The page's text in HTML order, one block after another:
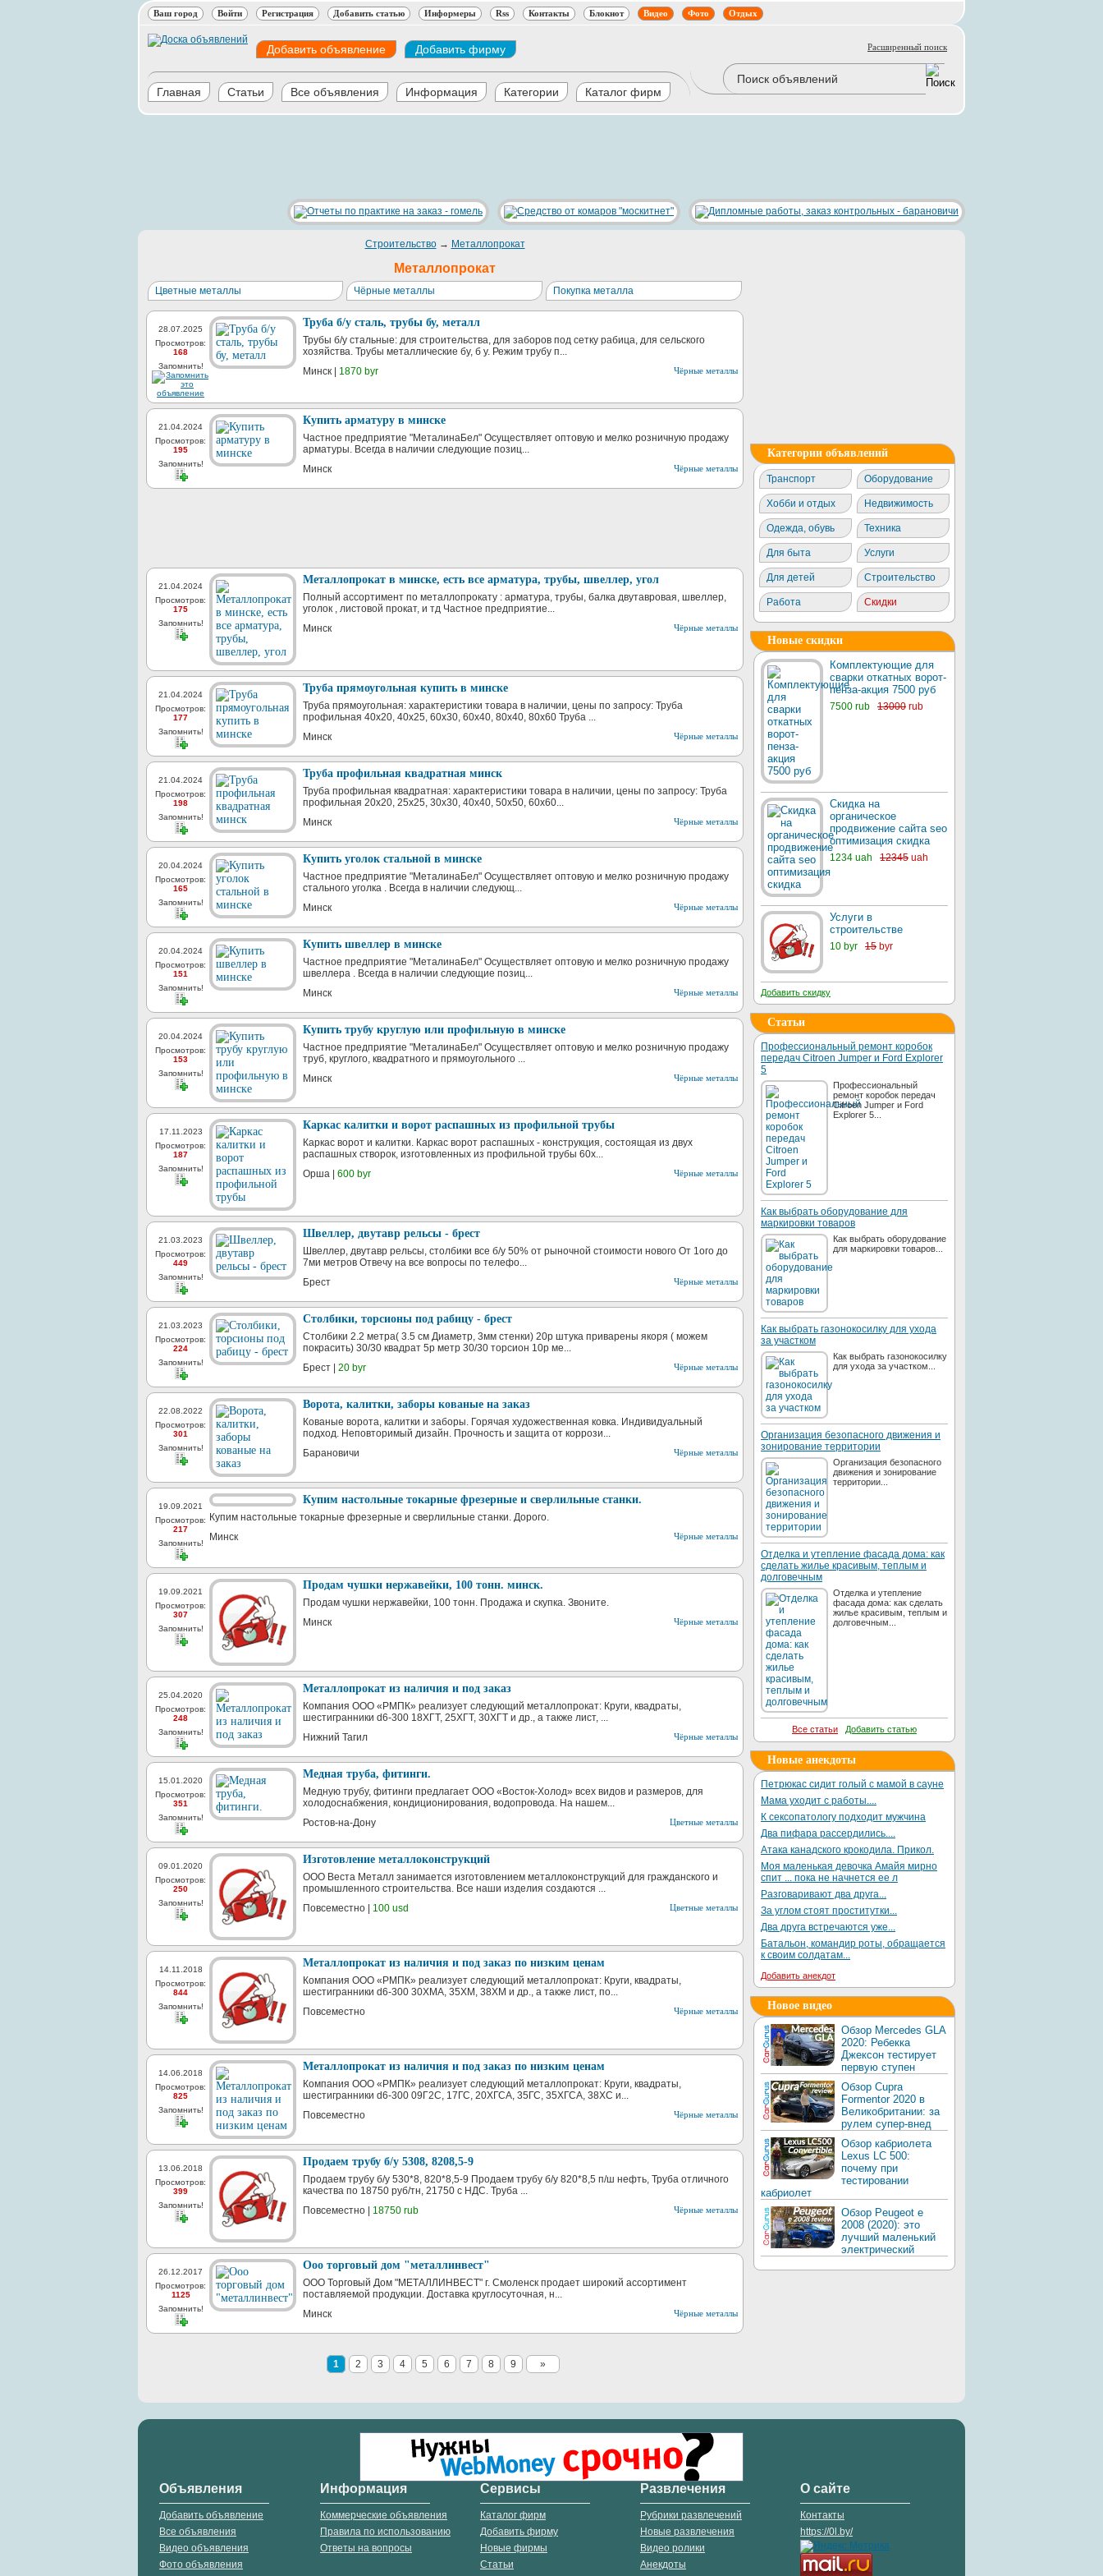
Ваш город Войти Регистрация Добавить статью Информеры Rss Контакты Блокнот Видео Фото Отдых
Добавить объявление Добавить фирму Расширенный поиск
Главная Статьи Все объявления Информация Категории Каталог фирм
Строительство→ Металлопрокат
Металлопрокат
Цветные металлы Чёрные металлы Покупка металла
28.07.2025
Просмотров:
168
Запомнить!
Труба б/у сталь, трубы бу, металл
Трубы б/у стальные: для строительства, для заборов под сетку рабица, для сельского
хозяйства. Трубы металлические бу, б у. Режим трубу п...
Минск | 1870 byr Чёрные металлы
21.04.2024
Просмотров:
195
Запомнить!
Купить арматуру в минске
Частное предприятие "МеталинаБел" Осуществляет оптовую и мелко розничную продажу
арматуры. Всегда в наличии следующие позиц...
Минск
Чёрные металлы
21.04.2024
Просмотров:
175
Запомнить!
Металлопрокат в минске, есть все арматура, трубы, швеллер, угол
Полный ассортимент по металлопрокату : арматура, трубы, балка двутавровая, швеллер,
уголок , листовой прокат, и тд Частное предприятие...
Минск
Чёрные металлы
21.04.2024
Просмотров:
177
Запомнить!
Труба прямоугольная купить в минске
Труба прямоугольная: характеристики товара в наличии, цены по запросу: Труба
профильная 40х20, 40х25, 60х30, 60х40, 80х40, 80х60 Труба ...
Минск
Чёрные металлы
21.04.2024
Просмотров:
198
Запомнить!
Труба профильная квадратная минск
Труба профильная квадратная: характеристики товара в наличии, цены по запросу: Труба
профильная 20х20, 25х25, 30х30, 40х40, 50х50, 60х60...
Минск
Чёрные металлы
20.04.2024
Просмотров:
165
Запомнить!
Купить уголок стальной в минске
Частное предприятие "МеталинаБел" Осуществляет оптовую и мелко розничную продажу
стального уголка . Всегда в наличии следующ...
Минск
Чёрные металлы
20.04.2024
Просмотров:
151
Запомнить!
Купить швеллер в минске
Частное предприятие "МеталинаБел" Осуществляет оптовую и мелко розничную продажу
швеллера . Всегда в наличии следующие позиц...
Минск
Чёрные металлы
20.04.2024
Просмотров:
153
Запомнить!
Купить трубу круглую или профильную в минске
Частное предприятие "МеталинаБел" Осуществляет оптовую и мелко розничную продажу
труб, круглого, квадратного и прямоугольного ...
Минск
Чёрные металлы
17.11.2023
Просмотров:
187
Запомнить!
Каркас калитки и ворот распашных из профильной трубы
Каркас ворот и калитки. Каркас ворот распашных - конструкция, состоящая из двух
распашных створок, изготовленных из профильной трубы 60х...
Орша | 600 byr Чёрные металлы
21.03.2023
Просмотров:
449
Запомнить!
Швеллер, двутавр рельсы - брест
Швеллер, двутавр рельсы, столбики все б/у 50% от рыночной стоимости нового От 1ого до
7ми метров Отвечу на все вопросы по телефо...
Брест
Чёрные металлы
21.03.2023
Просмотров:
224
Запомнить!
Столбики, торсионы под рабицу - брест
Столбики 2.2 метра( 3.5 см Диаметр, 3мм стенки) 20р штука приварены якоря ( можем
покрасить) 30/30 квадрат 5р метр 30/30 торсион 10р ме...
Брест | 20 byr Чёрные металлы
22.08.2022
Просмотров:
301
Запомнить!
Ворота, калитки, заборы кованые на заказ
Кованые ворота, калитки и заборы. Горячая художественная ковка. Индивидуальный
подход. Неповторимый дизайн. Прочность и защита от коррози...
Барановичи
Чёрные металлы
19.09.2021
Просмотров:
217
Запомнить!
Купим настольные токарные фрезерные и сверлильные станки.
Купим настольные токарные фрезерные и сверлильные станки. Дорого.
Минск
Чёрные металлы
19.09.2021
Просмотров:
307
Запомнить!
Продам чушки нержавейки, 100 тонн. минск.
Продам чушки нержавейки, 100 тонн. Продажа и скупка. Звоните.
Минск
Чёрные металлы
25.04.2020
Просмотров:
248
Запомнить!
Металлопрокат из наличия и под заказ
Компания ООО «РМПК» реализует следующий металлопрокат: Круги, квадраты,
шестигранники d6-300 18ХГТ, 25ХГТ, 30ХГТ и др., а также лист, ...
Нижний Тагил
Чёрные металлы
15.01.2020
Просмотров:
351
Запомнить!
Медная труба, фитинги.
Медную трубу, фитинги предлагает ООО «Восток-Холод» всех видов и размеров, для
холодоснабжения, кондиционирования, водопровода. На нашем...
Ростов-на-Дону
Цветные металлы
09.01.2020
Просмотров:
250
Запомнить!
Изготовление металлоконструкций
ООО Веста Металл занимается изготовлением металлоконструкций для гражданского и
промышленного строительства. Все наши изделия создаются ...
Повсеместно | 100 usd Цветные металлы
14.11.2018
Просмотров:
844
Запомнить!
Металлопрокат из наличия и под заказ по низким ценам
Компания ООО «РМПК» реализует следующий металлопрокат: Круги, квадраты,
шестигранники d6-300 30ХМА, 35ХМ, 38ХМ и др., а также лист, по...
Повсеместно
Чёрные металлы
14.06.2018
Просмотров:
825
Запомнить!
Металлопрокат из наличия и под заказ по низким ценам
Компания ООО «РМПК» реализует следующий металлопрокат: Круги, квадраты,
шестигранники d6-300 09Г2С, 17ГС, 20ХГСА, 35ГС, 35ХГСА, 38ХС и...
Повсеместно
Чёрные металлы
13.06.2018
Просмотров:
399
Запомнить!
Продаем трубу б/у 5308, 8208,5-9
Продаем трубу б/у 530*8, 820*8,5-9 Продаем трубу б/у 820*8,5 п/ш нефть, Труба отличного
качества по 18750 руб/тн, 21750 с НДС. Труба ...
Повсеместно | 18750 rub Чёрные металлы
26.12.2017
Просмотров:
1125
Запомнить!
Ооо торговый дом "металлинвест"
ООО Торговый Дом "МЕТАЛЛИНВЕСТ" г. Смоленск продает широкий ассортимент
поставляемой продукции. Доставка круглосуточная, н...
Минск
Чёрные металлы
1 2 3 4 5 6 7 8 9 »
Категории объявлений
Транспорт Оборудование
Хобби и отдых Недвижимость
Одежда, обувь Техника
Для быта Услуги
Для детей Строительство
Работа Скидки
Новые скидки
Комплектующие для
сварки откатных ворот-
пенза-акция 7500 руб
7500 rub 13000 rub
Скидка на
органическое
продвижение сайта seo
оптимизация скидка
1234 uah 12345 uah
Услуги в
строительстве
10 byr 15 byr
Добавить скидку
Статьи
Профессиональный ремонт коробок
передач Citroen Jumper и Ford Explorer
5
Профессиональный
ремонт коробок передач
Citroen Jumper и Ford
Explorer 5...
Как выбрать оборудование для
маркировки товаров
Как выбрать оборудование
для маркировки товаров...
Как выбрать газонокосилку для ухода
за участком
Как выбрать газонокосилку
для ухода за участком...
Организация безопасного движения и
зонирование территории
Организация безопасного
движения и зонирование
территории...
Отделка и утепление фасада дома: как
сделать жилье красивым, теплым и
долговечным
Отделка и утепление
фасада дома: как сделать
жилье красивым, теплым и
долговечным...
Все статьи Добавить статью
Новые анекдоты
Петрюкас сидит голый с мамой в сауне
Мама уходит с работы....
К сексопатологу подходит мужчина
Два пифара рассердились....
Атака канадского крокодила. Прикол.
Моя маленькая девочка Амайя мирно
спит ... пока не начнется ее л
Разговаривают два друга...
За углом стоят проститутки...
Два друга встречаются уже...
Батальон, командир роты, обращается
к своим солдатам...
Добавить анекдот
Новое видео
Обзор Mercedes GLA
2020: Ребекка
Джексон тестирует
первую ступен
Обзор Cupra
Formentor 2020 в
Великобритании: за
рулем супер-внед
Обзор кабриолета
Lexus LC 500:
почему при
тестировании
кабриолет
Обзор Peugeot e
2008 (2020): это
лучший маленький
электрический
Объявления
Добавить объявление
Все объявления
Видео объявления
Фото объявления
Информация
Коммерческие объявления
Правила по использованию
Ответы на вопросы
Сервисы
Каталог фирм
Добавить фирму
Новые фирмы
Статьи
Развлечения
Рубрики развлечений
Новые развлечения
Видео ролики
Анекдоты
О сайте
Контакты
https://0l.by/